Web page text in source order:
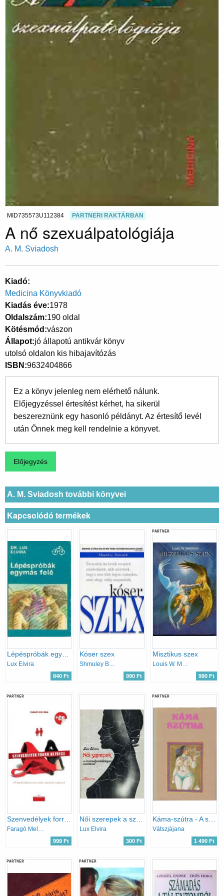
MID735573U112384 PARTNERI RAKTÁRBAN
A nő szexuálpatológiája
A. M. Sviadosh
Kiadó
Medicina Könyvkiadó
Kiadás éve 1978
Oldalszám 190 oldal
Kötésmód vászon
Állapot jó állapotú antikvár könyv
utolsó oldalon kis hibajavítózás
ISBN 9632404866
Ez a könyv jelenleg nem elérhető nálunk.
Előjegyzéssel értesítést kérhet, ha sikerül
beszereznünk egy hasonló példányt. Az értesítő levél
után Önnek meg kell rendelnie a könyvet.
A. M. Sviadosh további könyvei
Kapcsolódó termékek
Lépéspróbák egymás felé
Lux Elvira
840 Ft
Kóser szex
Shmuley Boteach
990 Ft
PARTNER
Misztikus szex
Louis W. Meldman
990 Ft
PARTNER
Faragó Melinda
999 Ft
Lux Elvira
300 Ft
PARTNER
Káma-szútra - A szerelem tankönyve
Vátszjájana
1 490 Ft
PARTNER PARTNER